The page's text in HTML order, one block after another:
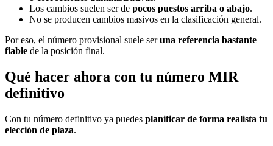
Los cambios suelen ser de pocos puestos arriba o abajo.
No se producen cambios masivos en la clasificación general.
Por eso, el número provisional suele seruna referencia bastante
fiable de la posición final.
Qué hacer ahora con tu número MIR
definitivo
Con tu número definitivo ya puedes planificar de forma realista tu
elección de plaza.